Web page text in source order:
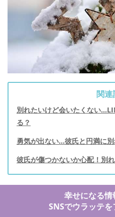
関連
別れたいけど会いたくない
る？
勇気が出ない...彼氏と円満に
彼氏が傷つかないか心配！別
幸せになる情
SNSでウラッテを